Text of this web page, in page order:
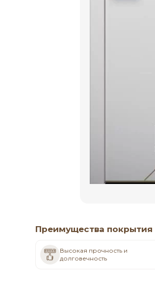
Преимущества покрытия
Высокая прочность и
долговечность